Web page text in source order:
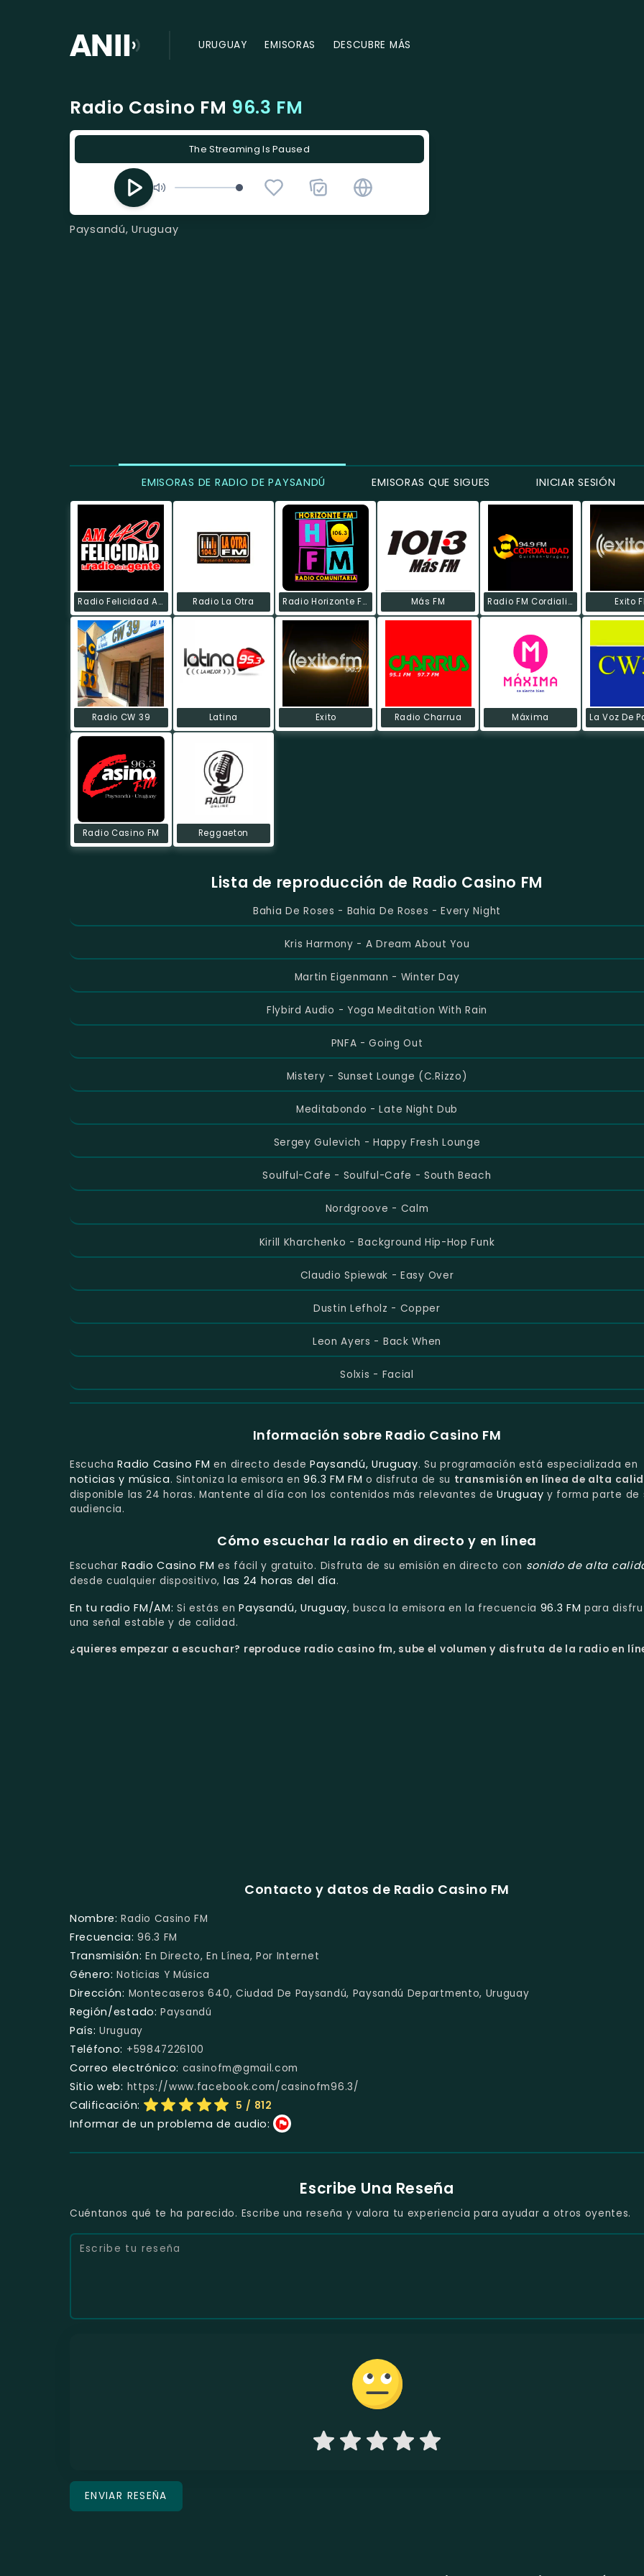
URUGUAY EMISORAS DESCUBRE MÁS
Radio Casino FM 96.3 FM
The Streaming Is Paused
Paysandú, Uruguay
EMISORAS DE RADIO DE PAYSANDÚ EMISORAS QUE SIGUES INICIAR SESIÓN
Radio Felicidad AM Radio La Otra Radio Horizonte FM Más FM Radio FM Cordialidad Exito
Radio CW 39 Latina Exito Radio Charrua Máxima
Radio Casino FM Reggaeton
Lista de reproducción de Radio Casino FM
Bahia De Roses - Bahia De Roses - Every Night
Kris Harmony - A Dream About You
Martin Eigenmann - Winter Day
Flybird Audio - Yoga Meditation With Rain
PNFA - Going Out
Mistery - Sunset Lounge (C.Rizzo)
Meditabondo - Late Night Dub
Sergey Gulevich - Happy Fresh Lounge
Soulful-Cafe - Soulful-Cafe - South Beach
Nordgroove - Calm
Kirill Kharchenko - Background Hip-Hop Funk
Claudio Spiewak - Easy Over
Dustin Lefholz - Copper
Leon Ayers - Back When
Solxis - Facial
Información sobre Radio Casino FM
EscuchaRadio Casino FM en directo desdePaysandú, Uruguay. Su programación está especializada en
noticias y música. Sintoniza la emisora en96.3 FM FM o disfruta de su transmisión en línea de alta
disponible las 24 horas. Mantente al día con los contenidos más relevantes deUruguay y forma parte de
audiencia.
Cómo escuchar la radio en directo y en línea
EscucharRadio Casino FM es fácil y gratuito. Disfruta de su emisión en directo con sonido de alta
desde cualquier dispositivo, las 24 horas del día.
En tu radio FM/AM: Si estás enPaysandú, Uruguay, busca la emisora en la frecuencia 96.3 FM para
una señal estable y de calidad.
¿quieres empezar a escuchar? reproduce radio casino fm, sube el volumen y disfruta de la radio en
Contacto y datos de Radio Casino FM
Nombre: Radio Casino FM
Frecuencia: 96.3 FM
Transmisión: En Directo, En Línea, Por Internet
Género: Noticias Y Música
Dirección: Montecaseros 640, Ciudad De Paysandú, Paysandú Departmento, Uruguay
Región/estado: Paysandú
País: Uruguay
Teléfono: +59847226100
Correo electrónico: casinofm@gmail.com
Sitio web: https://www.facebook.com/casinofm96.3/
Calificación: 5 / 812
Informar de un problema de audio:
Escribe Una Reseña
Cuéntanos qué te ha parecido. Escribe una reseña y valora tu experiencia para ayudar a otros oyentes.